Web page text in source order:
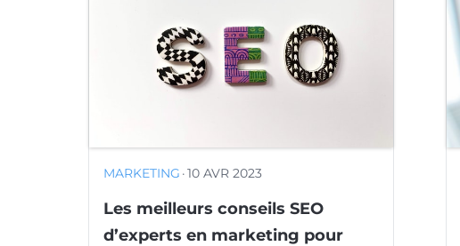
MARKETING ·10 AVR 2023
Les meilleurs conseils SEO
d’experts en marketing pour